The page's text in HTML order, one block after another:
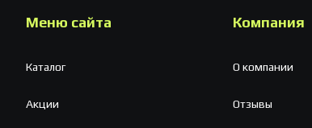
Меню сайта
Каталог
Акции
Компания
О компании
Отзывы